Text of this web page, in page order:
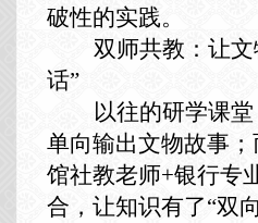
破性的实践。
双师共教：让
话”
以往的研学课
单向输出文物故事；
馆社教老师+银行专
合，让知识有了“双